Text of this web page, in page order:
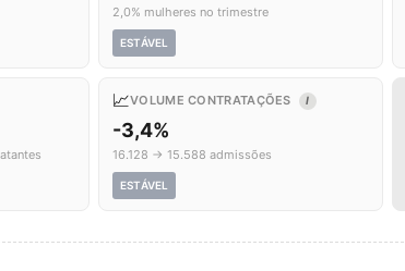
2,0% mulheres no trimestre
ESTÁVEL
📈VOLUME CONTRATAÇÕES I
-3,4%
16.128 → 15.588 admissões
ESTÁVEL